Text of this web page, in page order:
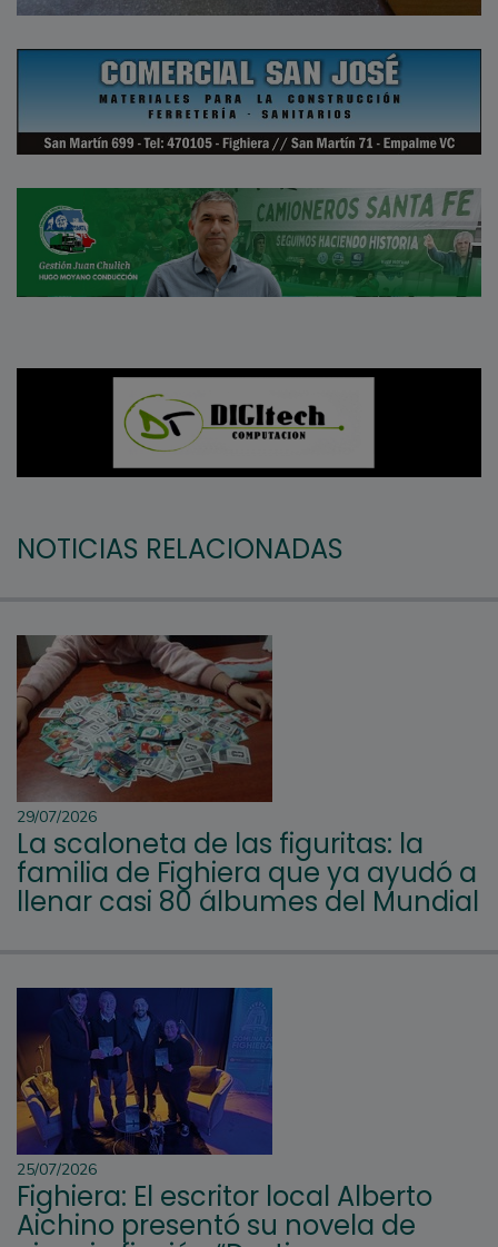
NOTICIAS RELACIONADAS
29/07/2026
La scaloneta de las figuritas: la
familia de Fighiera que ya ayudó a
llenar casi 80 álbumes del Mundial
25/07/2026
Fighiera: El escritor local Alberto
Aichino presentó su novela de